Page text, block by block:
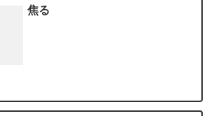
焦る